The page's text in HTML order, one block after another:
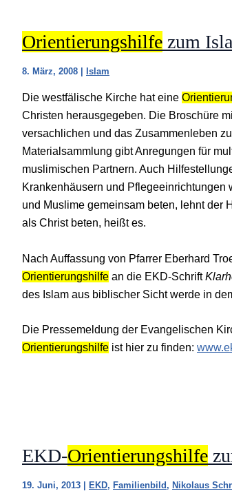
Orientierungshilfe zum
8. März, 2008 Islam
Die westfälische Kirche hat eine
Christen herausgegeben. Die Broschüre
versachlichen und das Zusammenleben
Materialsammlung gibt Anregungen für
muslimischen Partnern. Auch
Krankenhäusern und Pflegeeinrichtungen
und Muslime gemeinsam beten, lehnt der
als Christ beten, heißt es.
Nach Auffassung von Pfarrer Eberhard
Orientierungshilfe an die EKD-Schrift
des Islam aus biblischer Sicht werde in
Die Pressemeldung der Evangelischen
Orientierungshilfe ist hier zu finden:
EKD-Orientierungshilfe
19. Juni, 2013 EKD, Familienbild , Nikolaus